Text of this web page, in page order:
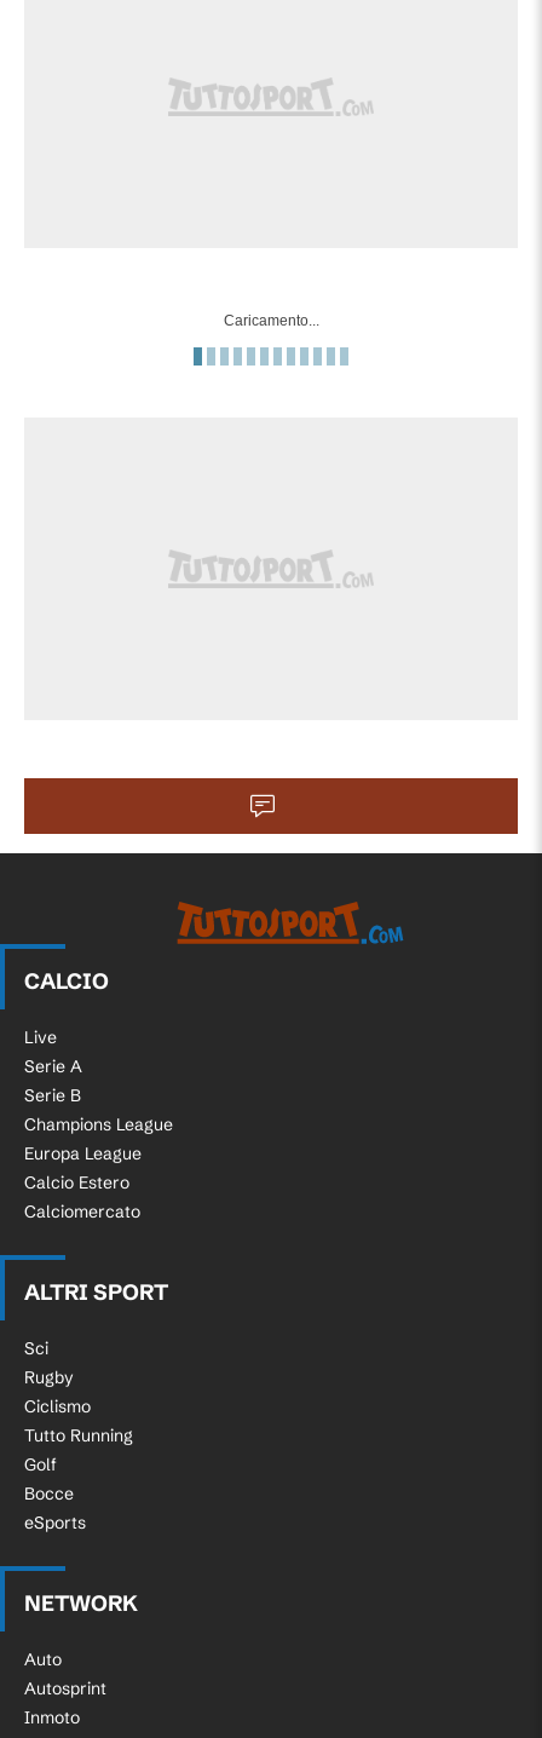
Caricamento...
CALCIO
Live
Serie A
Serie B
Champions League
Europa League
Calcio Estero
Calciomercato
ALTRI SPORT
Sci
Rugby
Ciclismo
Tutto Running
Golf
Bocce
eSports
NETWORK
Auto
Autosprint
Inmoto